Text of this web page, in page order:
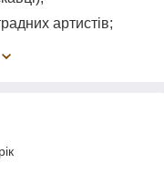
артистів;
столу.